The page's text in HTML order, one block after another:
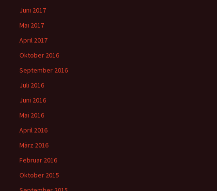
Juni 2017
Mai 2017
April 2017
Oktober 2016
September 2016
Juli 2016
Juni 2016
Mai 2016
April 2016
März 2016
Februar 2016
Oktober 2015